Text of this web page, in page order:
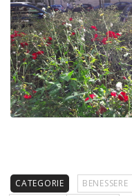
CATEGORIE BENESSERE